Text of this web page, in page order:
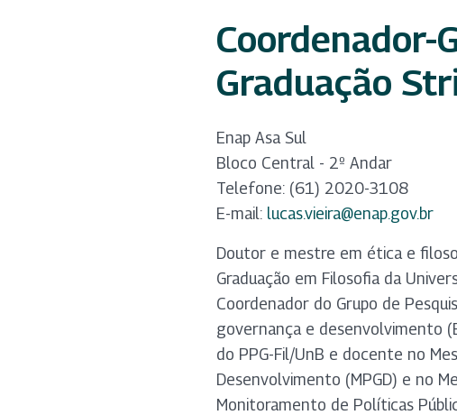
Coordenador-
Graduação
Enap Asa Sul
Bloco Central - 2º Andar
Telefone: (61) 2020-3108
E-mail: lucas.vieira@enap.gov.br
Doutor e mestre em ética e
Graduação em Filosofia da
Coordenador do Grupo de
governança e desenvolvimento
do PPG-Fil/UnB e docente no
Desenvolvimento (MPGD) e no
Monitoramento de Políticas